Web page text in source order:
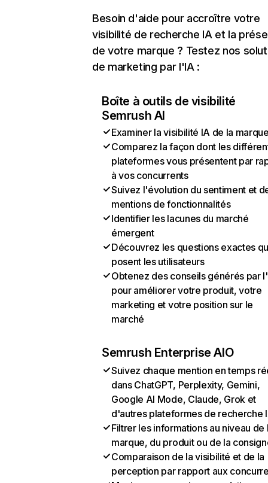
Besoin d'aide pour accroître votre
visibilité de recherche IA et la
de votre marque ? Testez nos
de marketing par l'IA :
Boîte à outils de visibilité
Semrush AI
Examiner la visibilité IA de la
Comparez la façon dont les
plateformes vous présentent par
à vos concurrents
Suivez l'évolution du sentiment et
mentions de fonctionnalités
Identifier les lacunes du marché
émergent
Découvrez les questions exactes
posent les utilisateurs
Obtenez des conseils générés par
pour améliorer votre produit, votre
marketing et votre position sur le
marché
Semrush Enterprise AIO
Suivez chaque mention en temps
dans ChatGPT, Perplexity, Gemini,
Google AI Mode, Claude, Grok et
d'autres plateformes de recherche
Filtrer les informations au niveau de
marque, du produit ou de la
Comparaison de la visibilité et de la
perception par rapport aux